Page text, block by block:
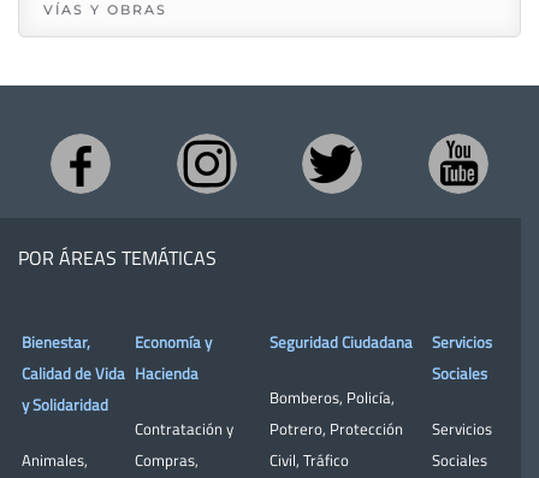
VÍAS Y OBRAS
POR ÁREAS TEMÁTICAS
Bienestar,
Calidad de Vida
y Solidaridad
Animales,
Economía y
Hacienda
Contratación y
Compras,
Seguridad Ciudadana
Bomberos, Policía,
Potrero, Protección
Civil, Tráfico
Servicios
Sociales
Servicios
Sociales